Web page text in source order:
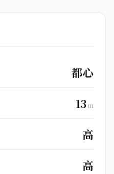
都心
13m
高
高